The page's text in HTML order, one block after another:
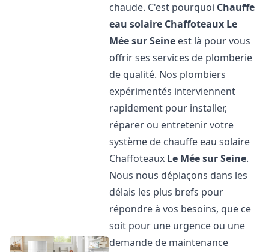
chaude. C'est pourquoi Chauffe
eau solaire Chaffoteaux Le
Mée sur Seine est là pour vous
offrir ses services de plomberie
de qualité. Nos plombiers
expérimentés interviennent
rapidement pour installer,
réparer ou entretenir votre
système de chauffe eau solaire
Chaffoteaux Le Mée sur Seine.
Nous nous déplaçons dans les
délais les plus brefs pour
répondre à vos besoins, que ce
soit pour une urgence ou une
demande de maintenance